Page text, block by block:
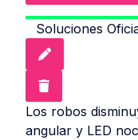
Soluciones
Los robos
angular y LED